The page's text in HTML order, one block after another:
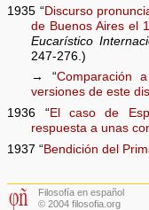
1935 “Discurso
de Buenos Aires el
Eucarístico
247-276.)
→ “Comparación
versiones de este
1936 “El caso de
respuesta a unas
1937 “Bendición del
Filosofía en español
© 2004 filosofia.org